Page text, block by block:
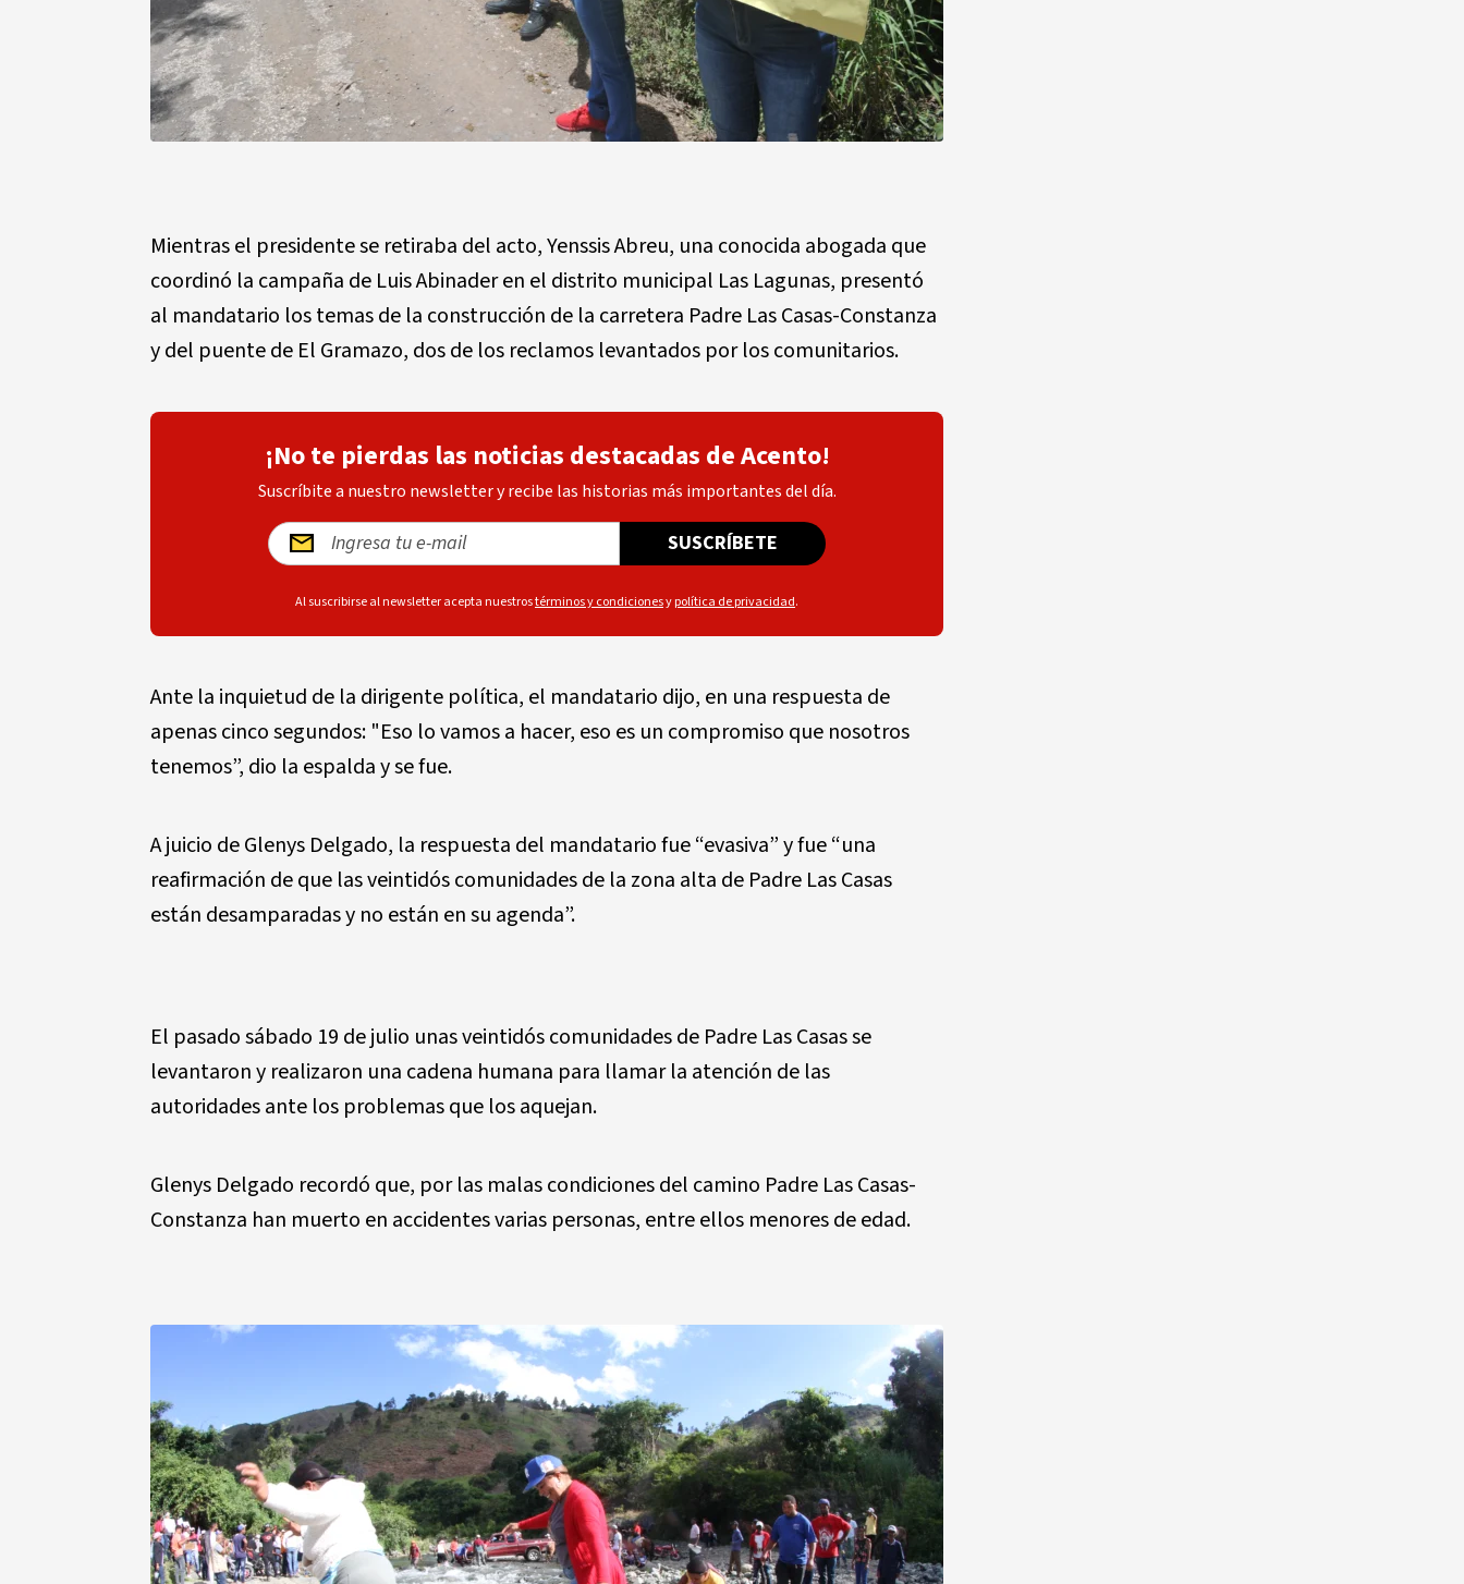
Mientras el presidente se retiraba del acto, Yenssis Abreu, una conocida abogada que
coordinó la campaña de Luis Abinader en el distrito municipal Las Lagunas, presentó
al mandatario los temas de la construcción de la carretera Padre Las Casas-Constanza
y del puente de El Gramazo, dos de los reclamos levantados por los comunitarios.
¡No te pierdas las noticias destacadas de Acento!
Suscríbite a nuestro newsletter y recibe las historias más importantes del día.
SUSCRÍBETE
Al suscribirse al newsletter acepta nuestrostérminos y condicionesypolítica de privacidad.
Ante la inquietud de la dirigente política, el mandatario dijo, en una respuesta de
apenas cinco segundos: "Eso lo vamos a hacer, eso es un compromiso que nosotros
tenemos”, dio la espalda y se fue.
A juicio de Glenys Delgado, la respuesta del mandatario fue “evasiva” y fue “una
reafirmación de que las veintidós comunidades de la zona alta de Padre Las Casas
están desamparadas y no están en su agenda”.
El pasado sábado 19 de julio unas veintidós comunidades de Padre Las Casas se
levantaron y realizaron una cadena humana para llamar la atención de las
autoridades ante los problemas que los aquejan.
Glenys Delgado recordó que, por las malas condiciones del camino Padre Las Casas-
Constanza han muerto en accidentes varias personas, entre ellos menores de edad.